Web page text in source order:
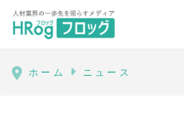
HRog | 人材業界の
ホーム ニュース